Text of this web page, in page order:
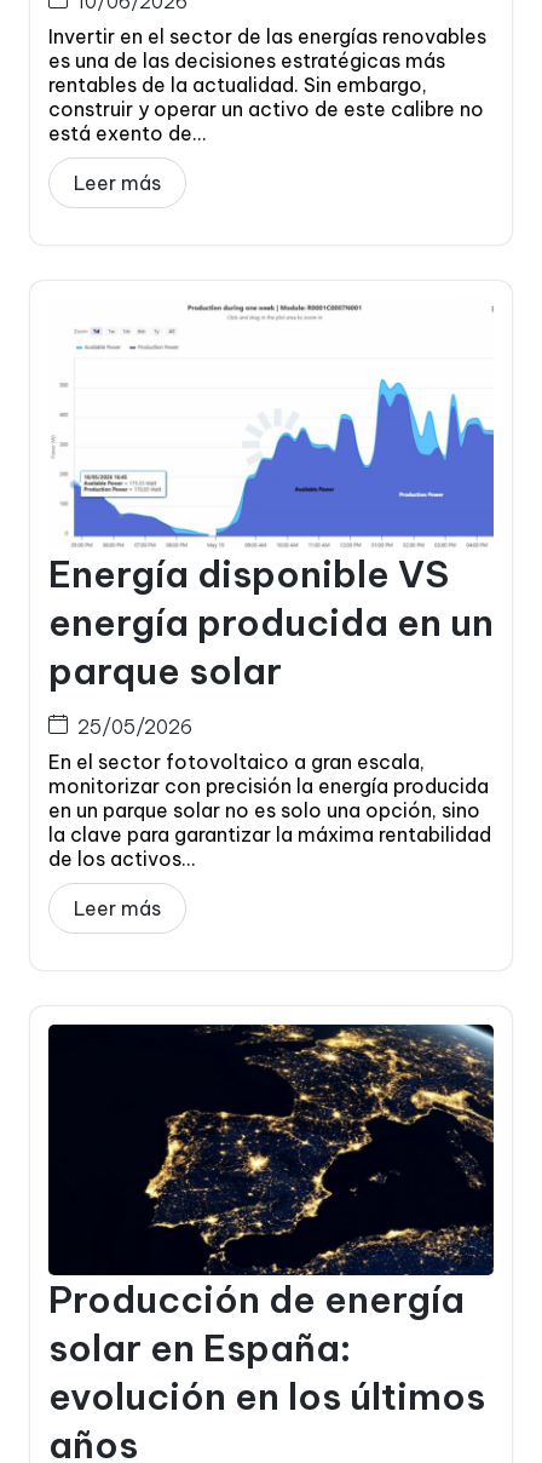
Invertir en el sector de las energías renovables
es una de las decisiones estratégicas más
rentables de la actualidad. Sin embargo,
construir y operar un activo de este calibre no
está exento de...
Leer más
Energía disponible VS
energía producida en un
parque solar
25/05/2026
En el sector fotovoltaico a gran escala,
monitorizar con precisión la energía producida
en un parque solar no es solo una opción, sino
la clave para garantizar la máxima rentabilidad
de los activos...
Leer más
Producción de energía
solar en España:
evolución en los últimos
años